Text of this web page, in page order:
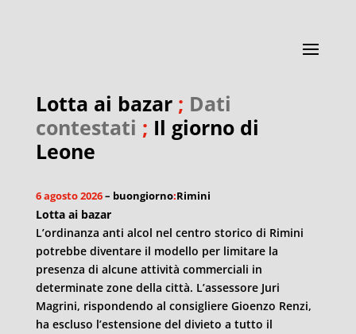
Lotta ai bazar; Dati
contestati ; Il giorno di
Leone
6 agosto 2026– buongiorno:Rimini
Lotta ai bazar
L’ordinanza anti alcol nel centro storico di Rimini
potrebbe diventare il modello per limitare la
presenza di alcune attività commerciali in
determinate zone della città. L’assessore Juri
Magrini, rispondendo al consigliere Gioenzo Renzi,
ha escluso l’estensione del divieto a tutto il